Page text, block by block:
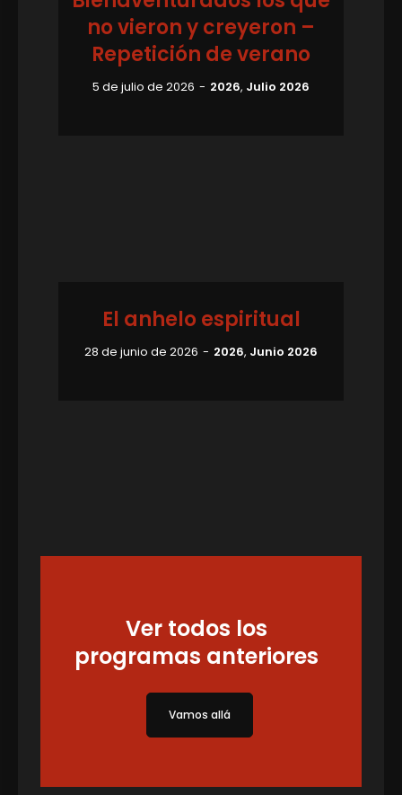
no vieron y creyeron –
Repetición de verano
5 de julio de 2026 2026, Julio 2026
El anhelo espiritual
28 de junio de 2026 2026, Junio 2026
Ver todos los
programas anteriores
Vamos allá